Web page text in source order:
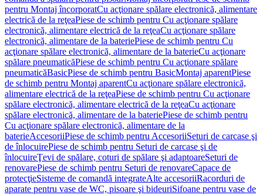
pentru Montaj încorporatCu acţionare spălare electronică, alimentare
electrică de la reţeaPiese de schimb pentru Cu acţionare spălare
electronică, alimentare electrică de la reţeaCu acţionare spălare
electronică, alimentare de la bateriePiese de schimb pentru Cu
acţionare spălare electronică, alimentare de la baterieCu acţionare
spălare pneumaticăPiese de schimb pentru Cu acţionare spălare
pneumaticăBasicPiese de schimb pentru BasicMontaj aparentPiese
de schimb pentru Montaj aparentCu acţionare spălare electronică,
alimentare electrică de la reţeaPiese de schimb pentru Cu acţionare
spălare electronică, alimentare electrică de la reţeaCu acţionare
spălare electronică, alimentare de la bateriePiese de schimb pentru
Cu acţionare spălare electronică, alimentare de la
baterieAccesoriiPiese de schimb pentru AccesoriiSeturi de carcase şi
de înlocuirePiese de schimb pentru Seturi de carcase şi de
înlocuireŢevi de spălare, coturi de spălare şi adaptoareSeturi de
renovarePiese de schimb pentru Seturi de renovareCapace de
protecţieSisteme de comandă integrateAlte accesoriiRacorduri de
aparate pentru vase de WC, pisoare şi bideuriSifoane pentru vase de